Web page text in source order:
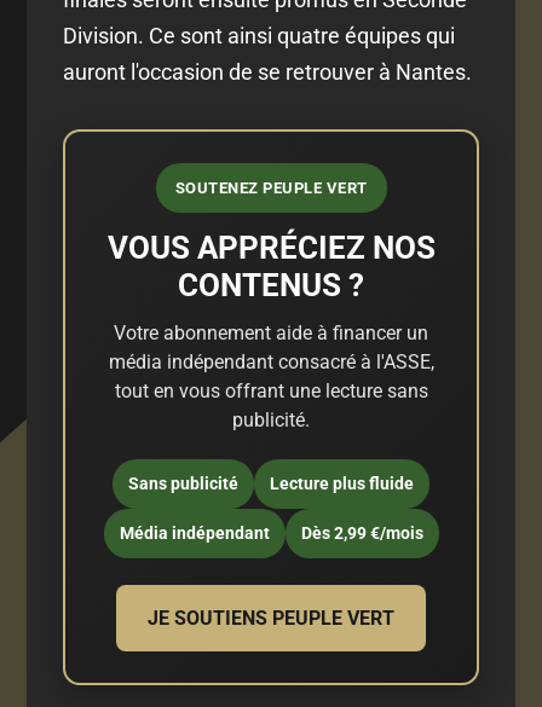
Division. Ce sont ainsi quatre équipes qui
auront l'occasion de se retrouver à Nantes.
SOUTENEZ PEUPLE VERT
VOUS APPRÉCIEZ NOS
CONTENUS ?
Votre abonnement aide à financer un
média indépendant consacré à l'ASSE,
tout en vous offrant une lecture sans
publicité.
Sans publicité Lecture plus fluide
Média indépendant Dès 2,99 €/mois
JE SOUTIENS PEUPLE VERT